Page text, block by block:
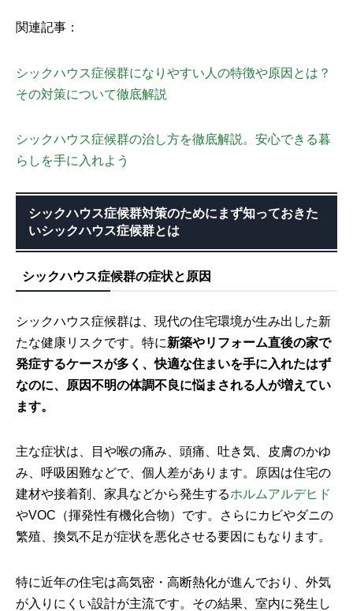
関連記事：
シックハウス症候群になりやすい人の特徴や原因とは？
その対策について徹底解説
シックハウス症候群の治し方を徹底解説。安心できる暮
らしを手に入れよう
シックハウス症候群対策のためにまず知っておきた
いシックハウス症候群とは
シックハウス症候群の症状と原因
シックハウス症候群は、現代の住宅環境が生み出した新
たな健康リスクです。特に新築やリフォーム直後の家で
発症するケースが多く、快適な住まいを手に入れたはず
なのに、原因不明の体調不良に悩まされる人が増えてい
ます。
主な症状は、目や喉の痛み、頭痛、吐き気、皮膚のかゆ
み、呼吸困難などで、個人差があります。原因は住宅の
建材や接着剤、家具などから発生するホルムアルデヒド
やVOC（揮発性有機化合物）です。さらにカビやダニの
繁殖、換気不足が症状を悪化させる要因にもなります。
特に近年の住宅は高気密・高断熱化が進んでおり、外気
が入りにくい設計が主流です。その結果、室内に発生し